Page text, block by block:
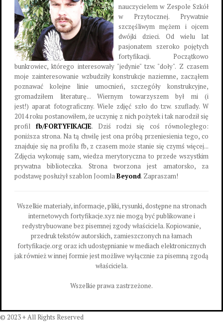
nauczycielem w Zespole Szkół
w Przytocznej. Prywatnie
szczęśliwym mężem i ojcem
dwójki dzieci. Od wielu lat
pasjonatem szeroko pojętych
fortyfikacji. Początkowo
bunkrowiec, którego interesowały "jedynie" tzw. "doły". Z czasem
moje zainteresowanie wzbudziły konstrukcje naziemne, zacząłem
poznawać kolejne linie umocnień, szczegóły konstrukcyjne,
gromadziłem literaturę... Wiernym towarzyszem był mi (i
jest!) aparat fotograficzny. Wiele zdjęć szło do tzw. szuflady. W
2014 roku postanowiłem, że uczynię z nich pożytek i tak narodził się
profil fb/FORTYFIKACJE. Dziś rodzi się coś równoległego:
poniższa strona. Na tą chwilę jest ona próbą przeniesienia tego, co
znajduje się na profilu fb, z czasem może stanie się czymś więcej...
Zdjęcia wykonuję sam, wiedza merytoryczna to przede wszystkim
prywatna biblioteczka. Strona tworzona jest amatorsko, za
podstawę posłużył szablon JoomlaBeyond. Zapraszam!
Wszelkie materiały, informacje, pliki, rysunki, dostępne na stronach
internetowych fortyfikacje.xyz nie mogą być publikowane i
redystrybuowane bez pisemnej zgody właściciela. Kopiowanie,
przedruk tekstów autorskich, zamieszczonych na łamach
fortyfikacje.org oraz ich udostępnianie w mediach elektronicznych
jak również w innej formie jest możliwe wyłącznie za pisemną zgodą
właściciela.
Wszelkie prawa zastrzeżone.
© 2023 + All Rights Reserved